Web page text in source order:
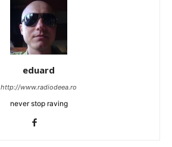
eduard
http://www.radiodeea.ro
never stop raving